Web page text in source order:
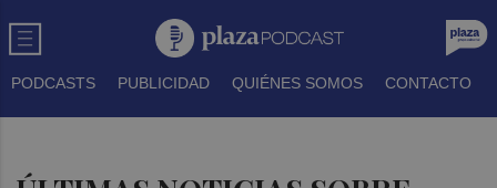
PODCASTS PUBLICIDAD QUIÉNES SOMOS CONTACTO